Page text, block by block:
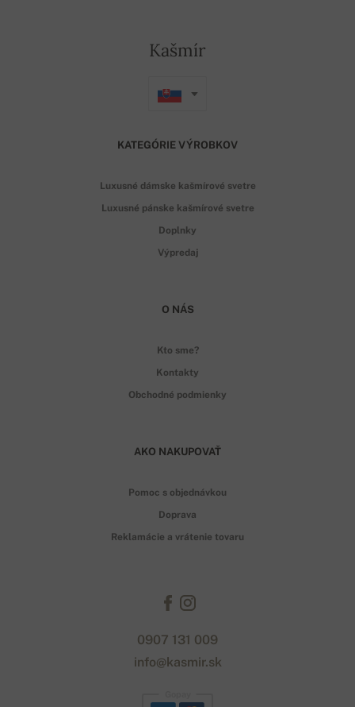
Kašmír
KATEGÓRIE VÝROBKOV
Luxusné dámske kašmírové svetre
Luxusné pánske kašmírové svetre
Doplnky
Výpredaj
O NÁS
Kto sme?
Kontakty
Obchodné podmienky
AKO NAKUPOVAŤ
Pomoc s objednávkou
Doprava
Reklamácie a vrátenie tovaru
0907 131 009
info@kasmir.sk